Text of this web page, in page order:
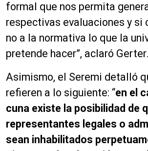
formal que nos permita
respectivas evaluaciones y si
no a la normativa lo que la
pretende hacer”, aclaró Gerter.
Asimismo, el Seremi detalló
refieren a lo siguiente: “en el
cuna existe la posibilidad de
representantes legales o
sean inhabilitados